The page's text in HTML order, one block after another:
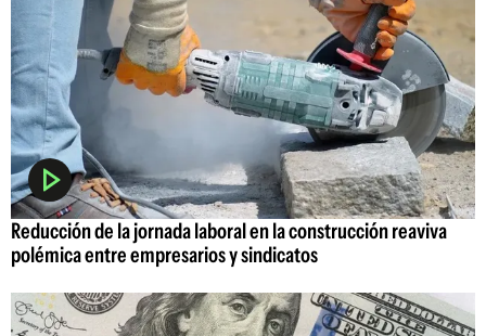
Reducción de la jornada laboral en la construcción reaviva
polémica entre empresarios y sindicatos